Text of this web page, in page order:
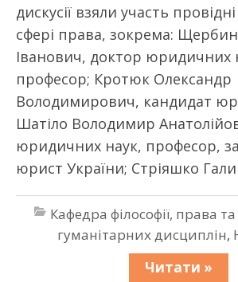
дискусії взяли участь
сфері права, зокрема:
Іванович, доктор юридичних
професор; Кротюк Олександр
Володимирович, кандидат
Шатіло Володимир
юридичних наук, професор,
юрист України; Стріяшко
Кафедра філософії, права
гуманітарних дисциплін,
Читати »